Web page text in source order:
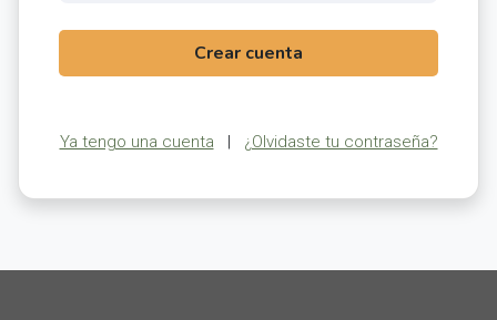
Crear cuenta
Ya tengo una cuenta | ¿Olvidaste tu contraseña?